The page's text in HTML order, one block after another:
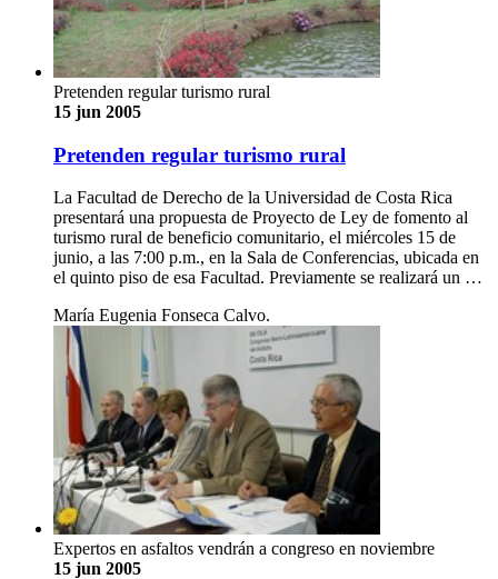
Pretenden regular turismo rural
15 jun 2005
Pretenden regular turismo rural
La Facultad de Derecho de la Universidad de Costa Rica
presentará una propuesta de Proyecto de Ley de fomento al
turismo rural de beneficio comunitario, el miércoles 15 de
junio, a las 7:00 p.m., en la Sala de Conferencias, ubicada en
el quinto piso de esa Facultad. Previamente se realizará un …
María Eugenia Fonseca Calvo.
Expertos en asfaltos vendrán a congreso en noviembre
15 jun 2005